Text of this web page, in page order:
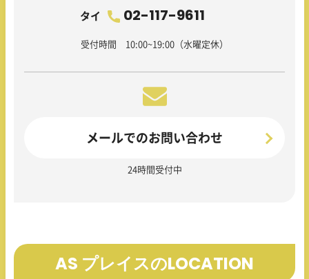
タイ 02-117-9611
受付時間 10:00~19:00（水曜定休）
メールでのお問い合わせ
24時間受付中
AS プレイスのLOCATION